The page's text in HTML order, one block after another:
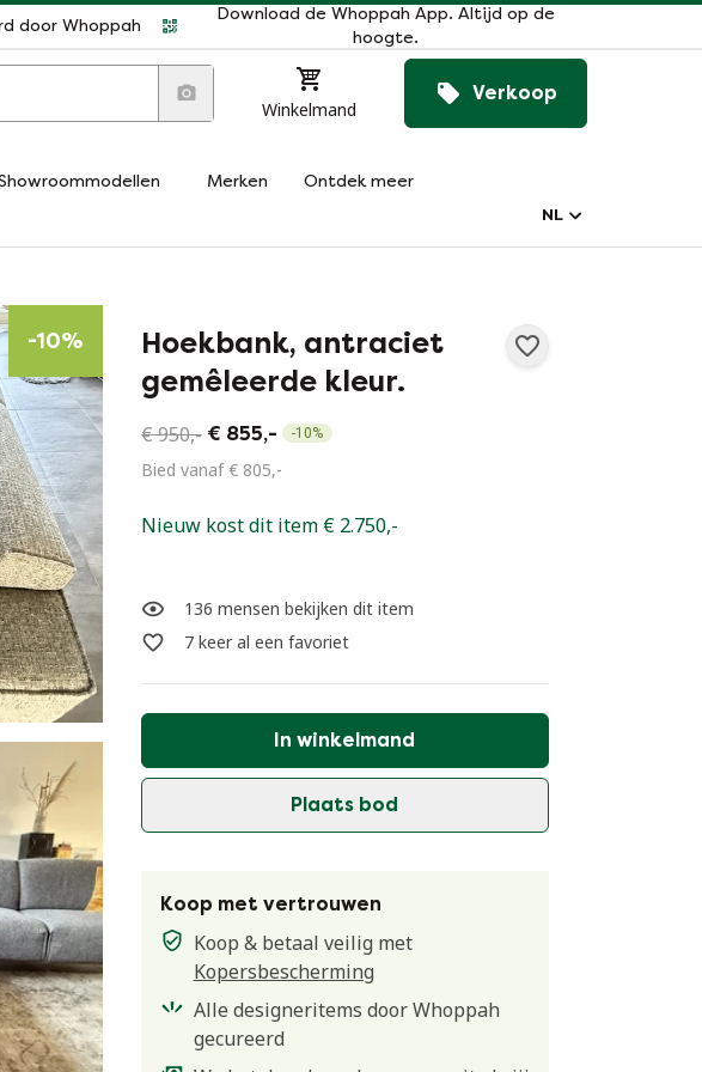
door Whoppah
Download de Whoppah App. Altijd op de
hoogte.
Winkelmand
Verkoop
Merken
Ontdek meer
NL
-10%
Hoekbank, antraciet
gemêleerde kleur.
€ 950,- € 855,- -10%
Bied vanaf € 805,-
Nieuw kost dit item € 2.750,-
136 mensen bekijken dit item
7 keer al een favoriet
In winkelmand
Plaats bod
Koop met vertrouwen
Koop & betaal veilig met
Kopersbescherming
Alle designeritems door Whoppah
gecureerd